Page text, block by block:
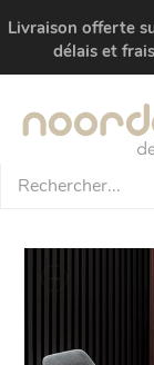
Livraison offerte
délais et
+